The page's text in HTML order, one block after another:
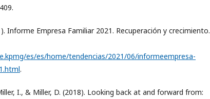
Informe Empresa Familiar 2021. Recuperación y crecimiento.
es/es/home/tendencias/2021/06/informeempresa-
.
I., & Miller, D. (2018). Looking back at and forward from: